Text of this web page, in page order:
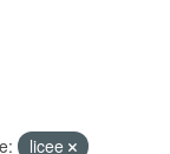
licee